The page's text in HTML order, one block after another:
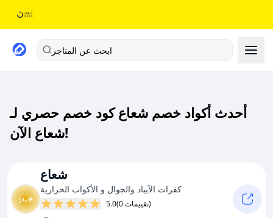
ابحث عن المتاجر
أحدث أكواد خصم شعاع كود خصم حصري لـ
شعاع الآن!
شعاع
كفرات الآيباد والجوال و الأكواب الحرارية
5.0 (0 تقييمات)